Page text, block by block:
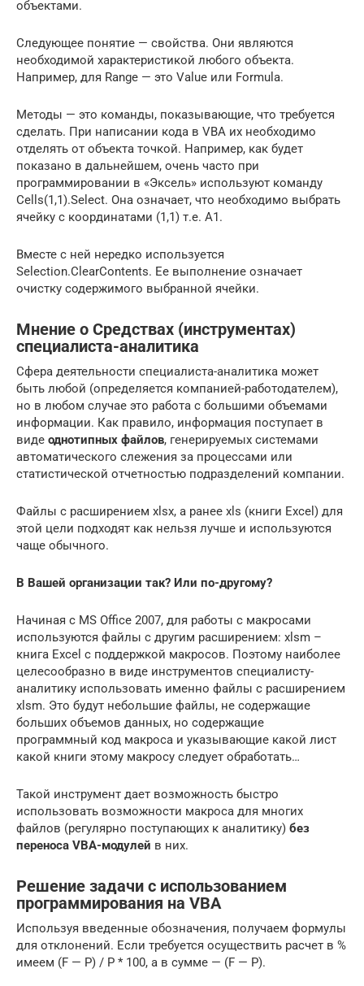
объектами.
Следующее понятие — свойства. Они являются
необходимой характеристикой любого объекта.
Например, для Range — это Value или Formula.
Методы — это команды, показывающие, что требуется
сделать. При написании кода в VBA их необходимо
отделять от объекта точкой. Например, как будет
показано в дальнейшем, очень часто при
программировании в «Эксель» используют команду
Cells(1,1).Select. Она означает, что необходимо выбрать
ячейку с координатами (1,1) т.е. A1.
Вместе с ней нередко используется
Selection.ClearContents. Ее выполнение означает
очистку содержимого выбранной ячейки.
Мнение о Средствах (инструментах)
специалиста-аналитика
Сфера деятельности специалиста-аналитика может
быть любой (определяется компанией-работодателем),
но в любом случае это работа с большими объемами
информации. Как правило, информация поступает в
виде однотипных файлов, генерируемых системами
автоматического слежения за процессами или
статистической отчетностью подразделений компании.
Файлы с расширением xlsx, а ранее xls (книги Excel) для
этой цели подходят как нельзя лучше и используются
чаще обычного.
В Вашей организации так? Или по-другому?
Начиная с MS Office 2007, для работы с макросами
используются файлы с другим расширением: xlsm –
книга Excel с поддержкой макросов. Поэтому наиболее
целесообразно в виде инструментов специалисту-
аналитику использовать именно файлы с расширением
xlsm. Это будут небольшие файлы, не содержащие
больших объемов данных, но содержащие
программный код макроса и указывающие какой лист
какой книги этому макросу следует обработать…
Такой инструмент дает возможность быстро
использовать возможности макроса для многих
файлов (регулярно поступающих к аналитику) без
переноса VBA-модулей в них.
Решение задачи с использованием
программирования на VBA
Используя введенные обозначения, получаем формулы
для отклонений. Если требуется осуществить расчет в %
имеем (F — P) / P * 100, а в сумме — (F — P).